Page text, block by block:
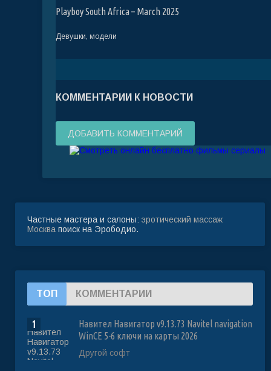
Playboy South Africa – March 2025
Девушки, модели
КОММЕНТАРИИ К НОВОСТИ
ДОБАВИТЬ КОММЕНТАРИЙ
Частные мастера и салоны: эротический массаж
Москва поиск на Эрободио.
ТОП КОММЕНТАРИИ
1
Навител Навигатор v9.13.73 Navitel navigation
WinCE 5-6 ключи на карты 2026
Другой софт